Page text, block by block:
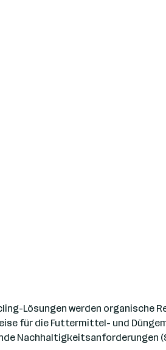
Lösungen werden organische
für die Futtermittel- und
Nachhaltigkeitsanforderungen